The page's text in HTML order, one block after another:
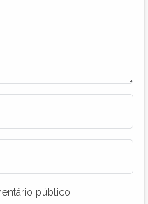
público